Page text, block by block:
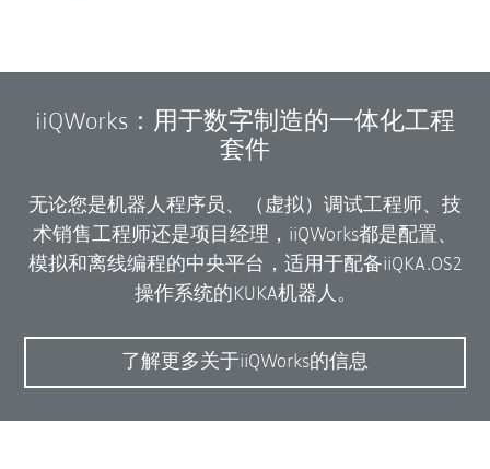
iiQWorks：用于数字制造的一体化工程
套件
无论您是机器人程序员、（虚拟）调试工程师、技
术销售工程师还是项目经理，iiQWorks都是配置、
模拟和离线编程的中央平台，适用于配备iiQKA.OS2
操作系统的KUKA机器人。
了解更多关于iiQWorks的信息